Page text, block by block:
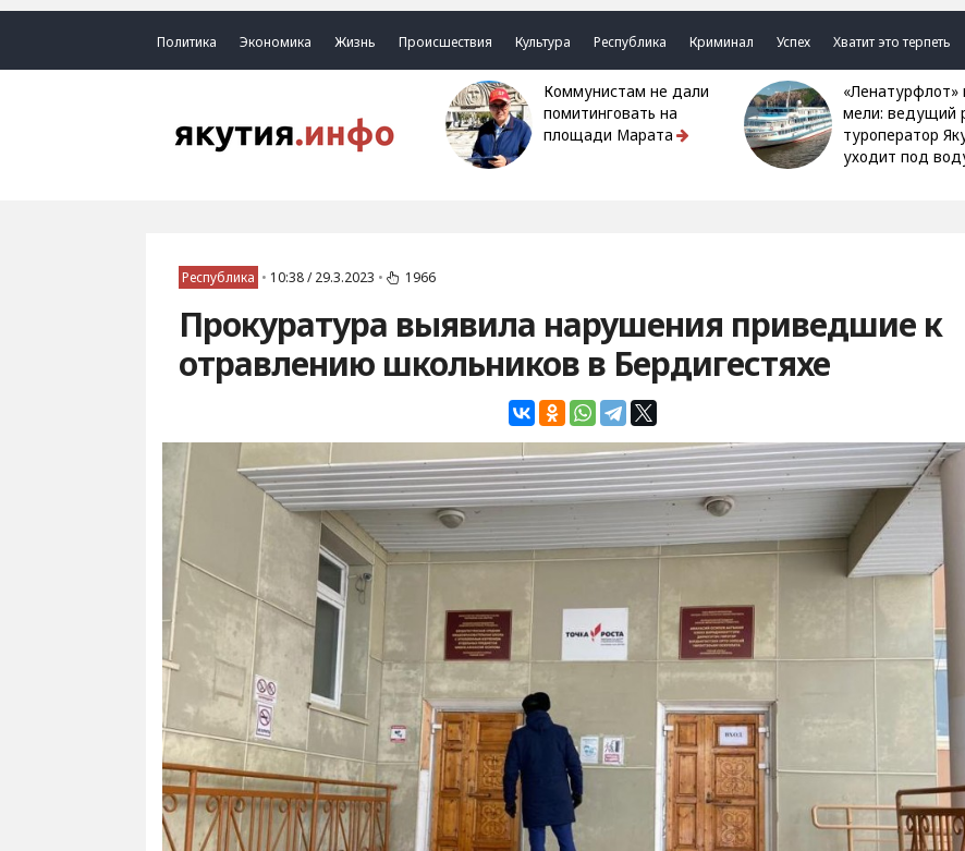
Политика Экономика Жизнь Происшествия Культура Республика Криминал Успех Хватит это терпеть
Коммунистам не дали
помитинговать на
площади Марата
«Ленатурфлот» на
мели: ведущий
туроператор
уходит под
Республика • 10:38 / 29.3.2023 • 1966
Прокуратура выявила нарушения приведшие к
отравлению школьников в Бердигестяхе